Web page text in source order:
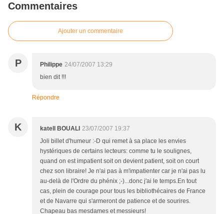
Commentaires
Ajouter un commentaire
P Philippe 24/07/2007 13:29
bien dit !!!
Répondre
K katell BOUALI 23/07/2007 19:37
Joli billet d'humeur :-D qui remet à sa place les envies
hystériques de certains lecteurs: comme tu le soulignes,
quand on est impatient soit on devient patient, soit on court
chez son libraire! Je n'ai pas à m'impatienter car je n'ai pas lu
au-delà de l'Ordre du phénix ;-)...donc j'ai le temps.En tout
cas, plein de courage pour tous les bibliothécaires de France
et de Navarre qui s'armeront de patience et de sourires.
Chapeau bas mesdames et messieurs!